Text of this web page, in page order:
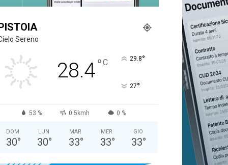
Sereno
28.4°C 29.8°
27°
53 % 0.5kmh 0 %
DOM
30°
LUN
30°
MAR
33°
MER
33°
GIO
33°